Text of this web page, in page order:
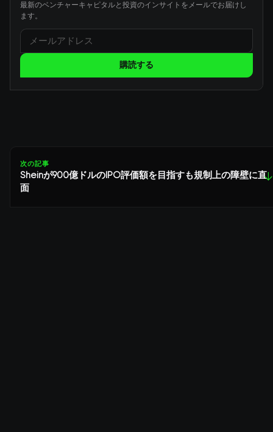
最新のベンチャーキャピタルと投資のインサイトをメールでお届けし
ます。
購読する
次の記事
Sheinが900億ドルのIPO評価額を目指すも規制上の障壁に直
面
↓